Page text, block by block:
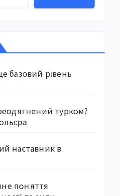
базовий рівень
турком?
наставник в
поняття